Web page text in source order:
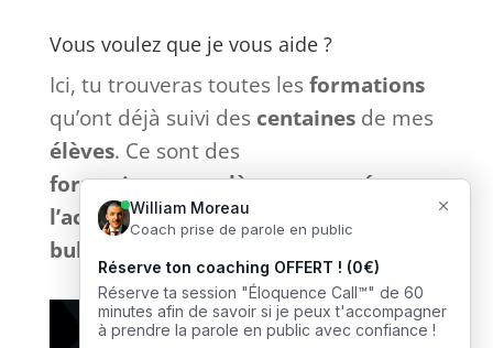
Vous voulez que je vous aide ?
Ici, tu trouveras toutes lesformations
qu’ont déjà suivi des centainesde mes
élèves. Ce sont des
formationscomplètesettournéesvers
l’actionsans bla-bla inutile et
bullshit